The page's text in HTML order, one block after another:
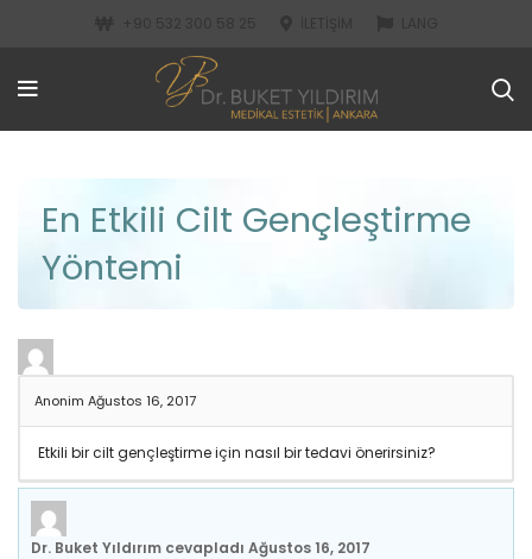
En Etkili Cilt Gençleştirme
Yöntemi
Anonim Ağustos 16, 2017
Etkili bir cilt gençleştirme için nasıl bir tedavi önerirsiniz?
Dr. Buket Yıldırım cevapladı Ağustos 16, 2017